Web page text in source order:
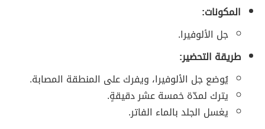
المكونات:
جل الألوفيرا.
طريقة التحضير:
يُوضع جل الألوفيرا، ويفرك على المنطقة المصابة.
يترك لمدّة خمسة عشر دقيقةٍ.
يغسل الجلد بالماء الفاتر.